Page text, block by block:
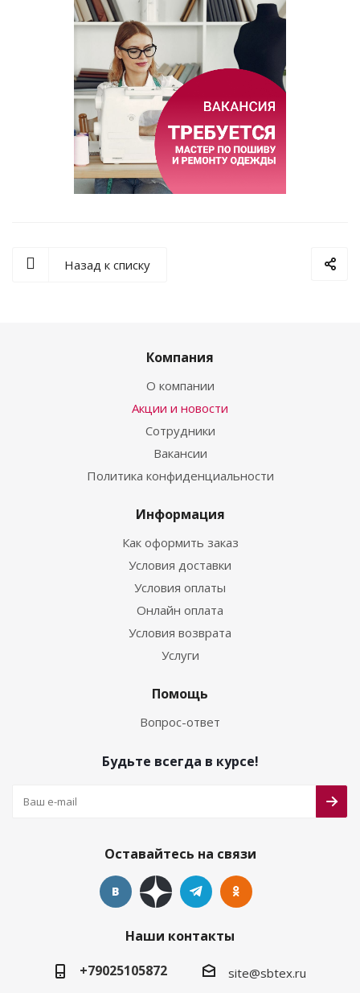
Назад к списку
Компания
О компании
Акции и новости
Сотрудники
Вакансии
Политика конфиденциальности
Информация
Как оформить заказ
Условия доставки
Условия оплаты
Онлайн оплата
Условия возврата
Услуги
Помощь
Вопрос-ответ
Будьте всегда в курсе!
Оставайтесь на связи
Наши контакты
+79025105872
site@sbtex.ru